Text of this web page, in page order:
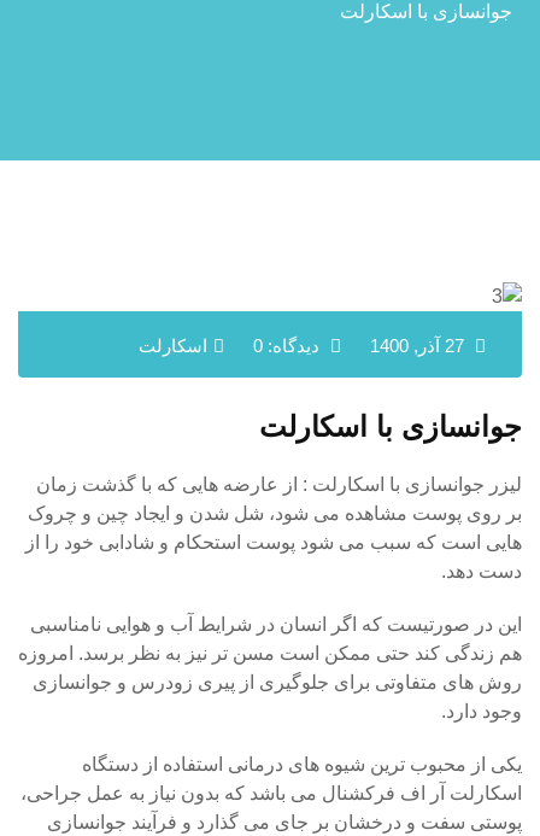
جوانسازی با اسکارلت
دیدگاه: 0 اسکارلت
جوانسازی با اسکارلت
لیزر جوانسازی با اسکارلت : از عارضه هایی که با گذشت زمان
بر روی پوست مشاهده می شود، شل شدن و ایجاد چین و چروک
هایی است که سبب می شود پوست استحکام و شادابی خود را از
دست دهد.
این در صورتیست که اگر انسان در شرایط آب و هوایی نامناسبی
هم زندگی کند حتی ممکن است مسن تر نیز به نظر برسد. امروزه
روش های متفاوتی برای جلوگیری از پیری زودرس و جوانسازی
وجود دارد.
یکی از محبوب ترین شیوه های درمانی استفاده از دستگاه
اسکارلت آر اف فرکشنال می باشد که بدون نیاز به عمل جراحی،
پوستی سفت و درخشان بر جای می گذارد و فرآیند جوانسازی